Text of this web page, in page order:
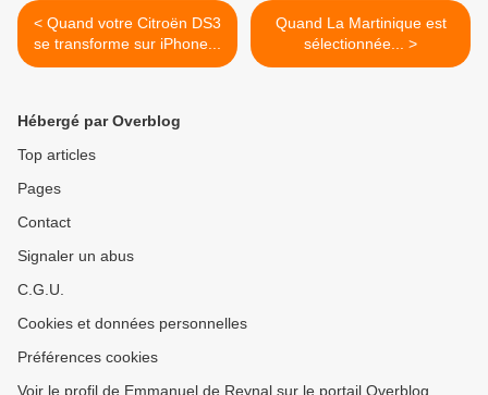
< Quand votre Citroën DS3
se transforme sur iPhone...
Quand La Martinique est
sélectionnée... >
Hébergé par Overblog
Top articles
Pages
Contact
Signaler un abus
C.G.U.
Cookies et données personnelles
Préférences cookies
Voir le profil de Emmanuel de Reynal sur le portail Overblog